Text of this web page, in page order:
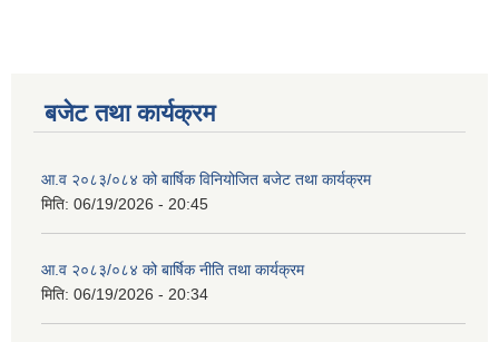
बजेट तथा कार्यक्रम
आ.व २०८३/०८४ को बार्षिक विनियोजित बजेट तथा कार्यक्रम
मिति: 06/19/2026 - 20:45
आ.व २०८३/०८४ को बार्षिक नीति तथा कार्यक्रम
मिति: 06/19/2026 - 20:34